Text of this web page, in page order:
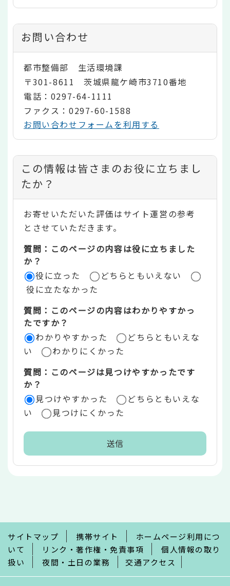
お問い合わせ
都市整備部 生活環境課
〒301-8611 茨城県龍ケ崎市3710番地
電話：0297-64-1111
ファクス：0297-60-1588
お問い合わせフォームを利用する
コ
ン
テ
ン
ツ
評
価
リ
ア
この情報は皆さまのお役に立ちまし
たか？
お寄せいただいた評価はサイト運営の参考
とさせていただきます。
質問：このページの内容は役に立ちました
か？
役に立った
どちらともいえない
役に立たなかった
質問：このページの内容はわかりやすかっ
たですか？
わかりやすかった
どちらともいえな
い
わかりにくかった
質問：このページは見つけやすかったです
か？
見つけやすかった
どちらともいえな
い
見つけにくかった
で
サイトマップ 携帯サイト
ホームページ利用につ
いて
リンク・著作権・免責事項
個人情報の取り
扱い
夜間・土日の業務 交通アクセス